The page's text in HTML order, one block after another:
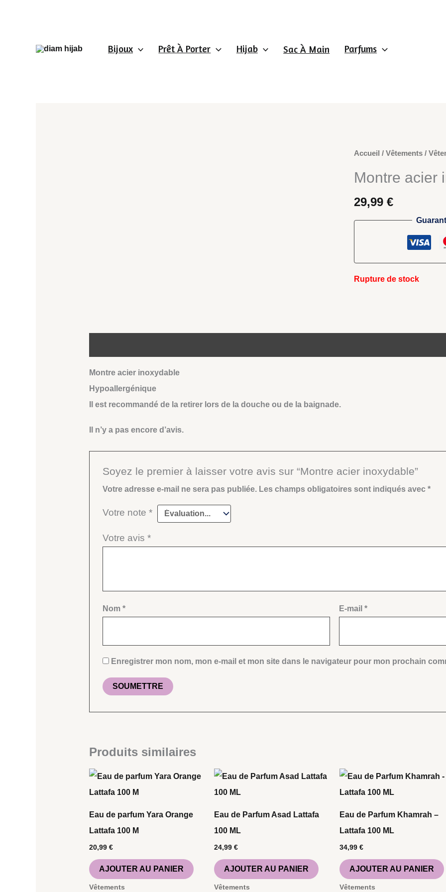
Bijoux Prêt À Porter Hijab Sac À Main Parfums
Accueil /Vêtements /
Montre acier
29,99€
Rupture de stock
Montre acier inoxydable
Hypoallergénique
Il est recommandé de la retirer lors de la douche ou de la baignade.
Il n’y a pas encore d’avis.
Soyez le premier à laisser votre avis sur “Montre acier inoxydable”
Votre adresse e-mail ne sera pas publiée. Les champs obligatoires sont indiqués avec*
Votre note*
Votre avis*
Nom* E-mail*
Enregistrer mon nom, mon e-mail et mon site dans le navigateur pour mon prochain
Produits similaires
Eau de parfum Yara Orange
Lattafa 100 M
20,99 €
AJOUTER AU PANIER
Vêtements
Eau de Parfum Asad Lattafa
100 ML
24,99€
AJOUTER AU PANIER
Vêtements
Eau de Parfum Khamrah –
Lattafa 100 ML
34,99 €
AJOUTER AU PANIER
Vêtements